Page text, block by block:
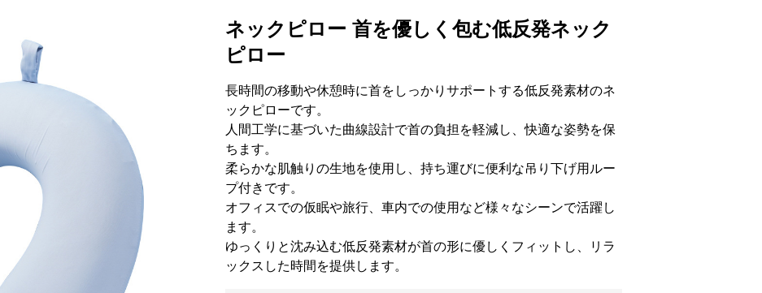
ネックピロー 首を優しく包む低反発ネック
ピロー
長時間の移動や休憩時に首をしっかりサポートする低反発素材のネ
ックピローです。
人間工学に基づいた曲線設計で首の負担を軽減し、快適な姿勢を保
ちます。
柔らかな肌触りの生地を使用し、持ち運びに便利な吊り下げ用ルー
プ付きです。
オフィスでの仮眠や旅行、車内での使用など様々なシーンで活躍し
ます。
ゆっくりと沈み込む低反発素材が首の形に優しくフィットし、リラ
ックスした時間を提供します。